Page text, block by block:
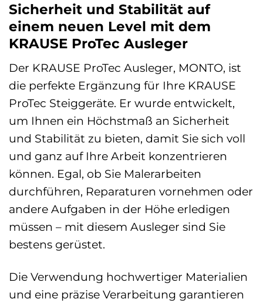
Sicherheit und Stabilität auf
einem neuen Level mit dem
KRAUSE ProTec Ausleger
Der KRAUSE ProTec Ausleger, MONTO, ist
die perfekte Ergänzung für Ihre KRAUSE
ProTec Steiggeräte. Er wurde entwickelt,
um Ihnen ein Höchstmaß an Sicherheit
und Stabilität zu bieten, damit Sie sich voll
und ganz auf Ihre Arbeit konzentrieren
können. Egal, ob Sie Malerarbeiten
durchführen, Reparaturen vornehmen oder
andere Aufgaben in der Höhe erledigen
müssen – mit diesem Ausleger sind Sie
bestens gerüstet.
Die Verwendung hochwertiger Materialien
und eine präzise Verarbeitung garantieren